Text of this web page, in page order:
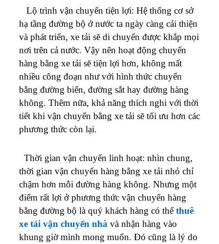
Lộ trình vận chuyển tiện lợi: Hệ thống cơ sở
hạ tầng đường bộ ở nước ta ngày càng cải thiện
và phát triển, xe tải sẽ di chuyển được khắp mọi
nơi trên cả nước. Vậy nên hoạt động chuyển
hàng bằng xe tải sẽ tiện lợi hơn, không mất
nhiều công đoạn như với hình thức chuyển
bằng đường biển, đường sắt hay đường hàng
không. Thêm nữa, khả năng thích nghi với thời
tiết khi vận chuyển bằng xe tải sẽ tối ưu hơn các
phương thức còn lại.
Thời gian vận chuyển linh hoạt: nhìn chung,
thời gian vận chuyển hàng bằng xe tải nhỏ chỉ
chậm hơn mỗi đường hàng không. Nhưng một
điểm rất lợi ở phương thức vận chuyển hàng
bằng đường bộ là quý khách hàng có thểthuê
xe tải vận chuyển nhà và nhận hàng vào
khung giờ mình mong muốn. Đó cũng là lý do